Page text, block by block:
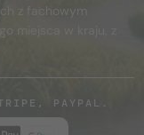
z fachowym
miejsca w kraju, z
PAYPAL.